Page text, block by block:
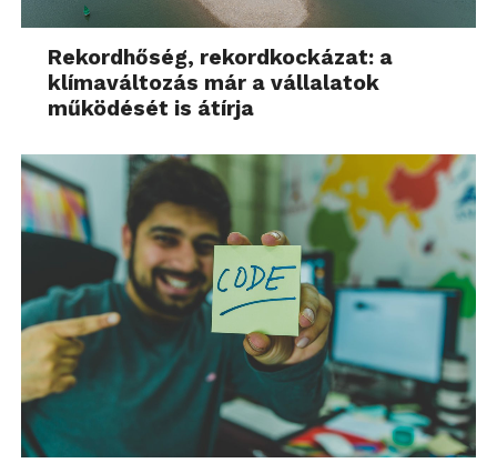
Rekordhőség, rekordkockázat: a
klímaváltozás már a vállalatok
működését is átírja